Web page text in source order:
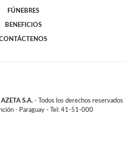
FÚNEBRES
BENEFICIOS
S.A. - Todos los derechos reservados
- Paraguay - Tel: 41-51-000